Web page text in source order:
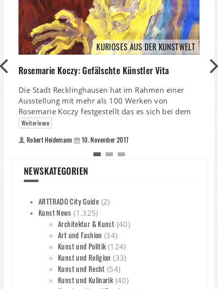
KURIOSES AUS DER KUNSTWELT
Rosemarie Koczy: Gefälschte Künstler Vita
Die Stadt Recklinghausen hat im Rahmen einer
Ausstellung mit mehr als 100 Werken von
Rosemarie Koczy festgestellt das es sich bei dem
Weiterlesen
Robert Heidemann 10. November 2017
NEWSKATEGORIEN
ARTTRADO City Guide (2)
Kunst News (1.325)
Architektur & Kunst (40)
Art und Fashion (34)
Kunst und Politik(124)
Kunst und Religion (33)
Kunst und Recht (54)
Kunst und Kulinarik(40)